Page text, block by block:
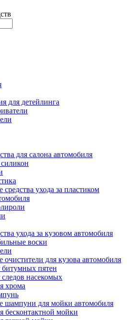
для детейлинга
для салона автомобиля
средства ухода за пластиком
ухода за кузовом автомобиля
воски
очистители для кузова автомобиля
пятен
насекомых
хрома
шампуни для мойки автомобиля
бесконтактной мойки